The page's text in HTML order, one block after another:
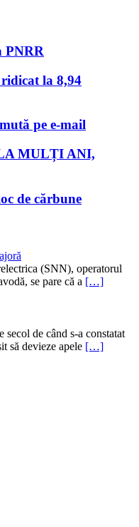
PNRR
la 8,94
pe e-mail
MULȚI ANI,
de cărbune
(SNN), operatorul
se pare că a […]
secol de când s-a constatat
să devieze apele […]